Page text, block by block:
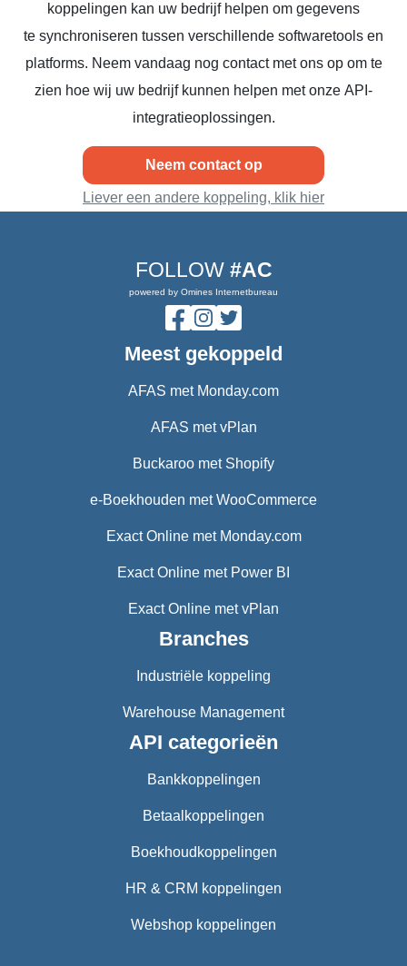
koppelingen kan uw bedrijf helpen om gegevens
te synchroniseren tussen verschillende softwaretools en
platforms. Neem vandaag nog contact met ons op om te
zien hoe wij uw bedrijf kunnen helpen met onze API-
integratieoplossingen.
Neem contact op
Liever een andere koppeling, klik hier
FOLLOW #AC
powered by Omines Internetbureau
Meest gekoppeld
AFAS met Monday.com
AFAS met vPlan
Buckaroo met Shopify
e-Boekhouden met WooCommerce
Exact Online met Monday.com
Exact Online met Power BI
Exact Online met vPlan
Branches
Industriële koppeling
Warehouse Management
API categorieën
Bankkoppelingen
Betaalkoppelingen
Boekhoudkoppelingen
HR & CRM koppelingen
Webshop koppelingen